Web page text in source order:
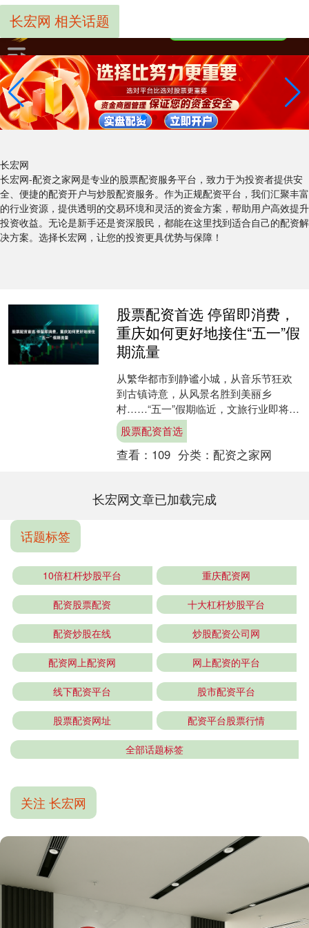
长宏网
长宏网-配资之家网是专业的股票配资服务平台，致力于为投资者提供安
全、便捷的配资开户与炒股配资服务。作为正规配资平台，我们汇聚丰富
的行业资源，提供透明的交易环境和灵活的资金方案，帮助用户高效提升
投资收益。无论是新手还是资深股民，都能在这里找到适合自己的配资解
决方案。选择长宏网，让您的投资更具优势与保障！
长宏网 相关话题
股票配资首选 停留即消费，
重庆如何更好地接住“五一”假
期流量
从繁华都市到静谧小城，从音乐节狂欢
到古镇诗意，从风景名胜到美丽乡
村……“五一”假期临近，文旅行业即将迎
来又一波“泼天流量”。来自多个OTA（在
线旅行社）平台数据....
股票配资首选
查看： 109 分类： 配资之家网
长宏网文章已加载完成
话题标签
10倍杠杆炒股平台 重庆配资网
配资股票配资 十大杠杆炒股平台
配资炒股在线 炒股配资公司网
配资网上配资网 网上配资的平台
线下配资平台 股市配资平台
股票配资网址 配资平台股票行情
全部话题标签
关注 长宏网